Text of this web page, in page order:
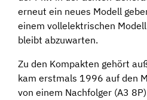
erneut ein neues Modell
einem vollelektrischen
bleibt abzuwarten.
Zu den Kompakten gehört
kam erstmals 1996 auf den
von einem Nachfolger (A3